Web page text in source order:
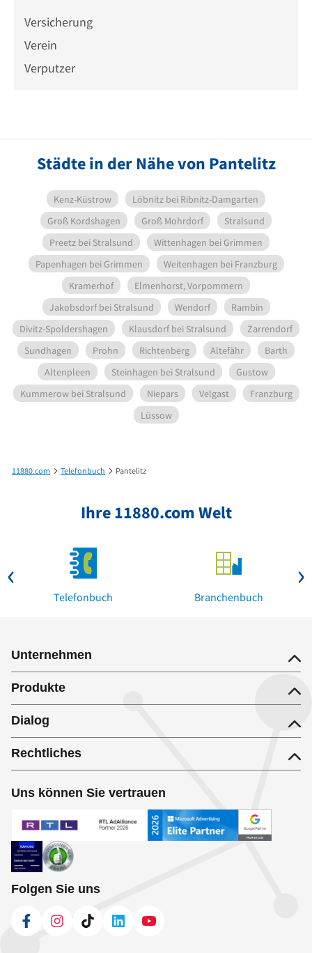
Versicherung
Verein
Verputzer
Städte in der Nähe von Pantelitz
Kenz-Küstrow
Löbnitz bei Ribnitz-Damgarten
Groß Kordshagen
Groß Mohrdorf
Stralsund
Preetz bei Stralsund
Wittenhagen bei Grimmen
Papenhagen bei Grimmen
Weitenhagen bei Franzburg
Kramerhof
Elmenhorst, Vorpommern
Jakobsdorf bei Stralsund
Wendorf
Rambin
Divitz-Spoldershagen
Klausdorf bei Stralsund
Zarrendorf
Sundhagen
Prohn Richtenberg Altefähr
Barth
Altenpleen
Steinhagen bei Stralsund
Gustow
Kummerow bei Stralsund
Niepars Velgast
Franzburg
Lüssow
11880.com Telefonbuch Pantelitz
Ihre 11880.com Welt
Telefonbuch Branchenbuch
Unternehmen
Produkte
Dialog
Rechtliches
Uns können Sie vertrauen
Folgen Sie uns